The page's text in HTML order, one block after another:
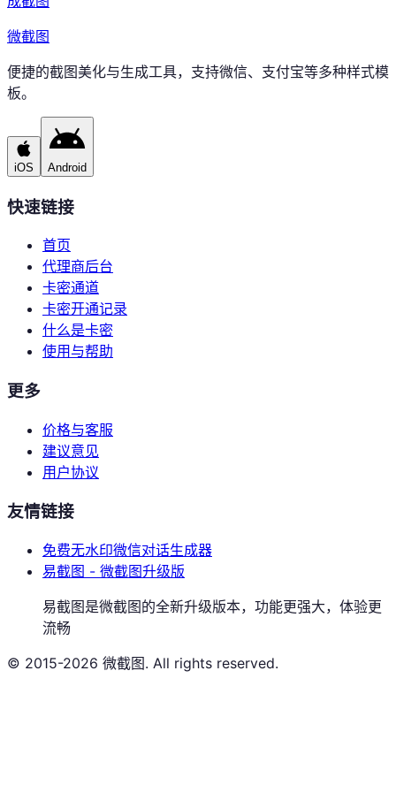
微截图
便捷的截图美化与生成工具，支持微信、支付宝等多种样式模
板。
iOS Android
快速链接
首页
代理商后台
卡密通道
卡密开通记录
什么是卡密
使用与帮助
更多
价格与客服
建议意见
用户协议
友情链接
免费无水印微信对话生成器
易截图 - 微截图升级版
易截图是微截图的全新升级版本，功能更强大，体验更
流畅
© 2015-2026 微截图. All rights reserved.